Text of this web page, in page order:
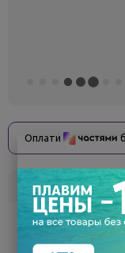
Оплати
Склад
Воронеж